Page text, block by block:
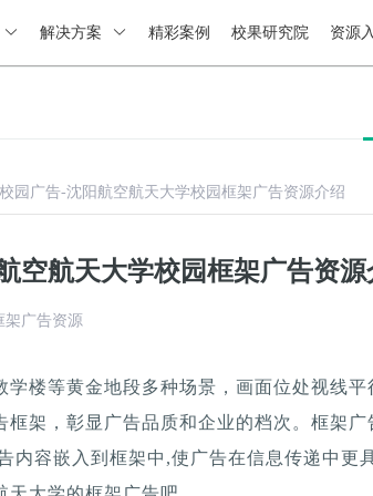
解决方案 精彩案例 校果研究院 资源
园广告-沈阳航空航天大学校园框架广告资源介绍
空航天大学校园框架广告资源
架广告资源
楼等黄金地段多种场景，画面位处视线平
框架，彰显广告品质和企业的档次。框架广
内容嵌入到框架中,使广告在信息传递中更